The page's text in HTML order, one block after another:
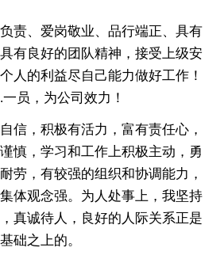
、爱岗敬业、品行端正、具有
有良好的团队精神，接受上级安
人的利益尽自己能力做好工作！
员，为公司效力！
，积极有活力，富有责任心，
慎，学习和工作上积极主动，勇
劳，有较强的组织和协调能力，
体观念强。为人处事上，我坚持
真诚待人，良好的人际关系正是
础之上的。